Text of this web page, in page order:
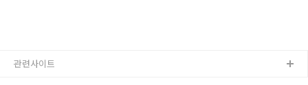
intentFilter.addAct..
관련사이트